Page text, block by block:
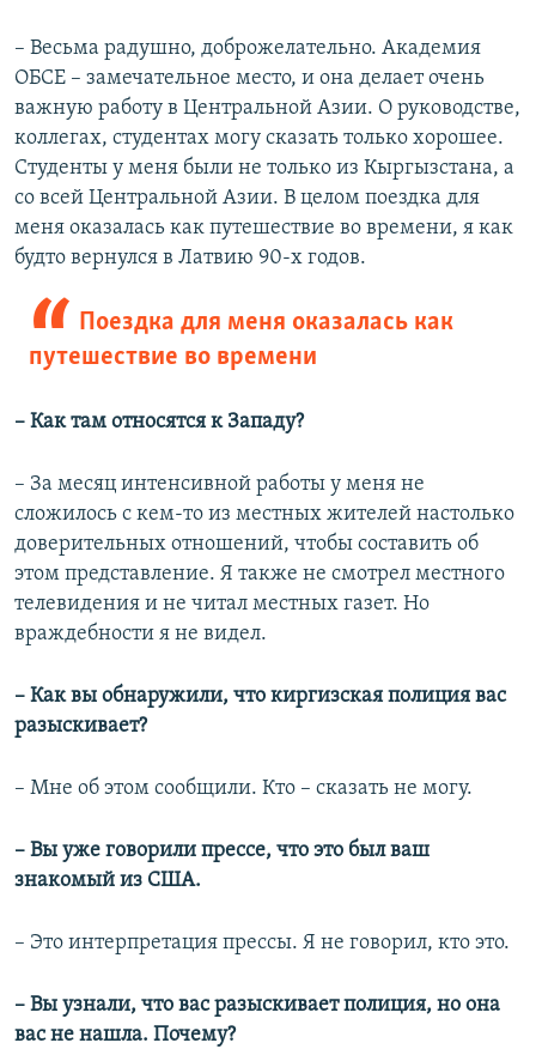
– Весьма радушно, доброжелательно. Академия
ОБСЕ – замечательное место, и она делает очень
важную работу в Центральной Азии. О руководстве,
коллегах, студентах могу сказать только хорошее.
Студенты у меня были не только из Кыргызстана, а
со всей Центральной Азии. В целом поездка для
меня оказалась как путешествие во времени, я как
будто вернулся в Латвию 90-х годов.
Поездка для меня оказалась как
путешествие во времени
– Как там относятся к Западу?
– За месяц интенсивной работы у меня не
сложилось с кем-то из местных жителей настолько
доверительных отношений, чтобы составить об
этом представление. Я также не смотрел местного
телевидения и не читал местных газет. Но
враждебности я не видел.
– Как вы обнаружили, что киргизская полиция вас
разыскивает?
– Мне об этом сообщили. Кто – сказать не могу.
– Вы уже говорили прессе, что это был ваш
знакомый из США.
– Это интерпретация прессы. Я не говорил, кто это.
– Вы узнали, что вас разыскивает полиция, но она
вас не нашла. Почему?